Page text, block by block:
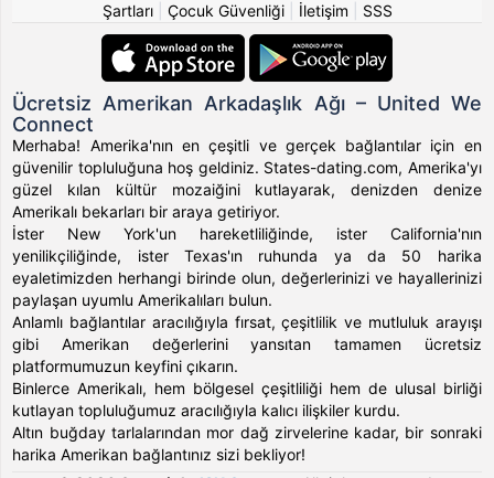
Şartları| Çocuk Güvenliği| İletişim SSS
Ücretsiz Amerikan Arkadaşlık Ağı – United We
Connect
Merhaba! Amerika'nın en çeşitli ve gerçek bağlantılar için en
güvenilir topluluğuna hoş geldiniz. States-dating.com, Amerika'yı
güzel kılan kültür mozaiğini kutlayarak, denizden denize
Amerikalı bekarları bir araya getiriyor.
İster New York'un hareketliliğinde, ister California'nın
yenilikçiliğinde, ister Texas'ın ruhunda ya da 50 harika
eyaletimizden herhangi birinde olun, değerlerinizi ve hayallerinizi
paylaşan uyumlu Amerikalıları bulun.
Anlamlı bağlantılar aracılığıyla fırsat, çeşitlilik ve mutluluk arayışı
gibi Amerikan değerlerini yansıtan tamamen ücretsiz
platformumuzun keyfini çıkarın.
Binlerce Amerikalı, hem bölgesel çeşitliliği hem de ulusal birliği
kutlayan topluluğumuz aracılığıyla kalıcı ilişkiler kurdu.
Altın buğday tarlalarından mor dağ zirvelerine kadar, bir sonraki
harika Amerikan bağlantınız sizi bekliyor!